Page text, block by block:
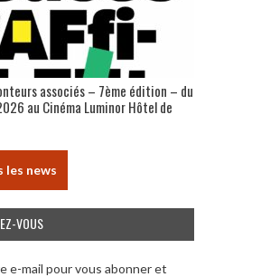
associés – 7ème édition – du
au Cinéma Luminor Hôtel de
news
VOUS
e-mail pour vous abonner et